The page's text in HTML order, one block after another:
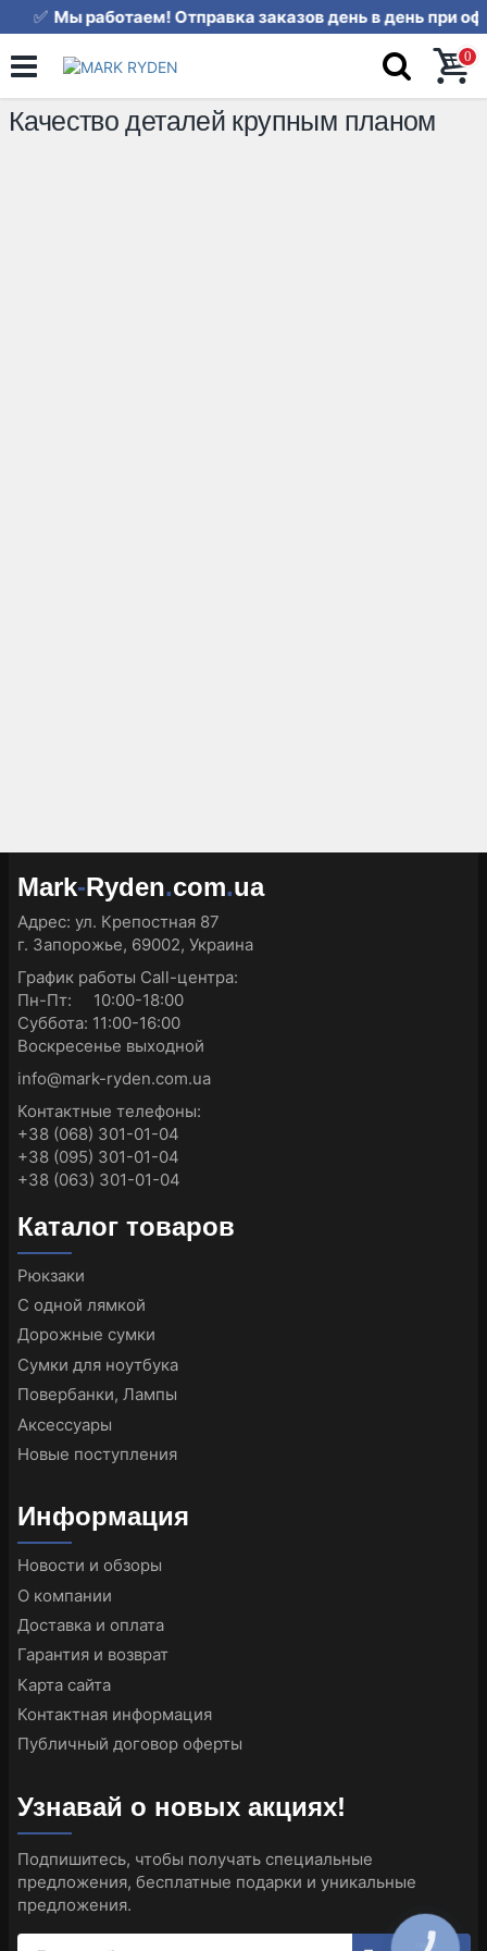
✅Мы работаем! Отправка
0
Качество деталей крупным планом
Mark-Ryden.com.ua
Адрес: ул. Крепостная 87
г. Запорожье, 69002, Украина
График работы Call-центра:
Пн-Пт: 10:00-18:00
Суббота: 11:00-16:00
Воскресенье выходной
info@mark-ryden.com.ua
Контактные телефоны:
+38 (068) 301-01-04
+38 (095) 301-01-04
+38 (063) 301-01-04
Каталог товаров
Рюкзаки
С одной лямкой
Дорожные сумки
Сумки для ноутбука
Повербанки, Лампы
Аксессуары
Новые поступления
Информация
Новости и обзоры
О компании
Доставка и оплата
Гарантия и возврат
Карта сайта
Контактная информация
Публичный договор оферты
Узнавай о новых акциях!
Подпишитесь, чтобы получать специальные
предложения, бесплатные подарки и уникальные
предложения.
КНОПКА